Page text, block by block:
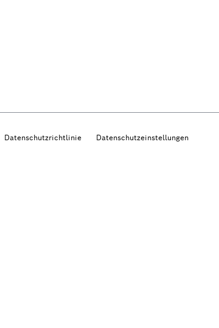
Datenschutzrichtlinie Datenschutzeinstellungen